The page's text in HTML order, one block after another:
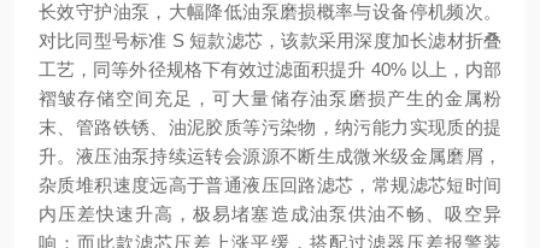
长效守护油泵，大幅降低油泵磨损概率与设备停机频次。
对比同型号标准 S 短款滤芯，该款采用深度加长滤材折叠
工艺，同等外径规格下有效过滤面积提升 40% 以上，内部
褶皱存储空间充足，可大量储存油泵磨损产生的金属粉
末、管路铁锈、油泥胶质等污染物，纳污能力实现质的提
升。液压油泵持续运转会源源不断生成微米级金属磨屑，
杂质堆积速度远高于普通液压回路滤芯，常规滤芯短时间
内压差快速升高，极易堵塞造成油泵供油不畅、吸空异
响；而此款滤芯压差上涨平缓，搭配过滤器压差报警装